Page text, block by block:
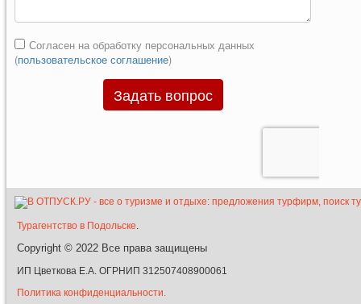
Турагентство в Подольске.
Copyright © 2022 Все права защищены
ИП Цветкова Е.А. ОГРНИП 312507408900061
Политика конфиденциальности.